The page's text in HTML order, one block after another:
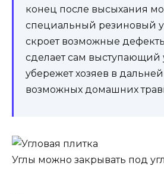
конец после высыхания
специальный резиновый
скроет возможные
сделает сам выступающий
убережет хозяев в
возможных домашних
Углы можно закрывать под